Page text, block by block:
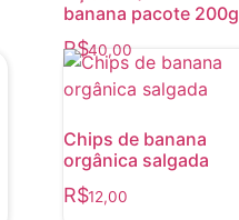
banana pacote 200g
R$40,00
Chips de banana
orgânica salgada
R$12,00